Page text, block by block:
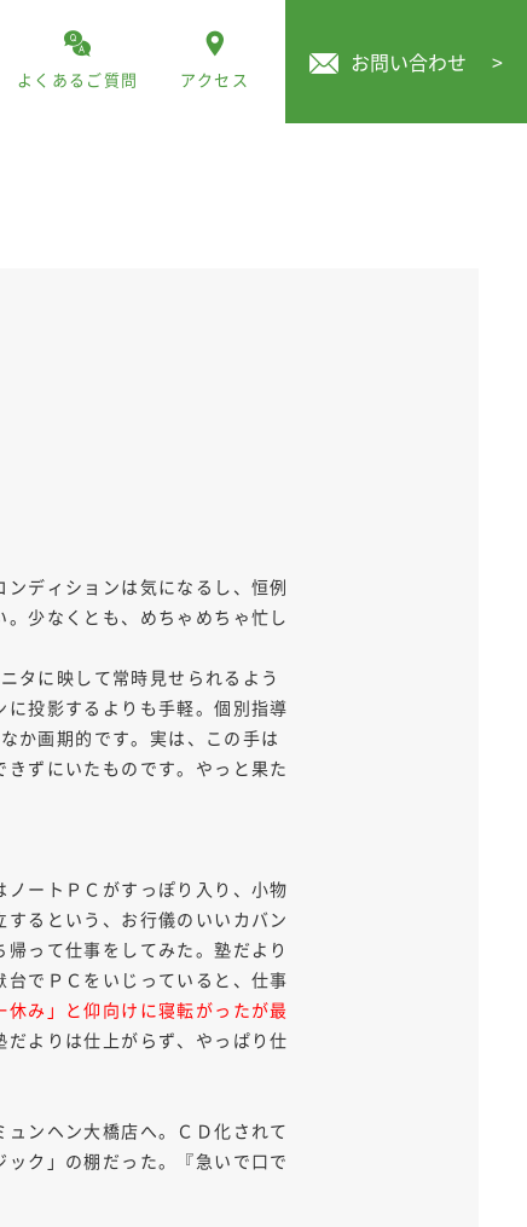
よくあるご質問 アクセス
お問い合わせ >
ディションは気になるし、恒例
少なくとも、めちゃめちゃ忙し
タに映して常時見せられるよう
投影するよりも手軽。個別指導
か画期的です。実は、この手は
ずにいたものです。やっと果た
ートＰＣがすっぽり入り、小物
るという、お行儀のいいカバン
って仕事をしてみた。塾だより
でＰＣをいじっていると、仕事
休み」と仰向けに寝転がったが最
よりは仕上がらず、やっぱり仕
ンヘン大橋店へ。ＣＤ化されて
ク」の棚だった。『急いで口で